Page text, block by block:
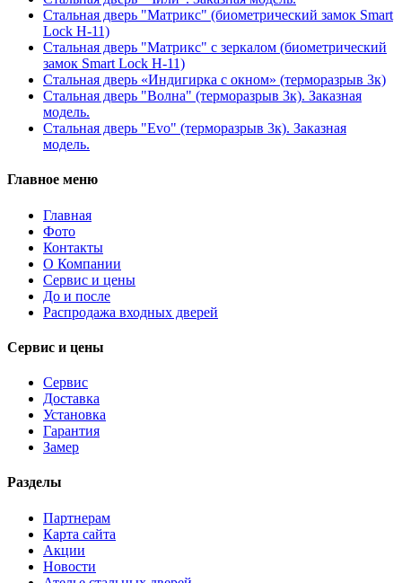
Стальная дверь "Матрикс" (биометрический замок Smart
Lock H-11)
Стальная дверь "Матрикс" с зеркалом (биометрический
замок Smart Lock H-11)
Стальная дверь «Индигирка с окном» (терморазрыв 3к)
Стальная дверь "Волна" (терморазрыв 3к). Заказная
модель.
Стальная дверь "Evo" (терморазрыв 3к). Заказная
модель.
Главное меню
Главная
Фото
Контакты
О Компании
Сервис и цены
До и после
Распродажа входных дверей
Сервис и цены
Сервис
Доставка
Установка
Гарантия
Замер
Разделы
Партнерам
Карта сайта
Акции
Новости